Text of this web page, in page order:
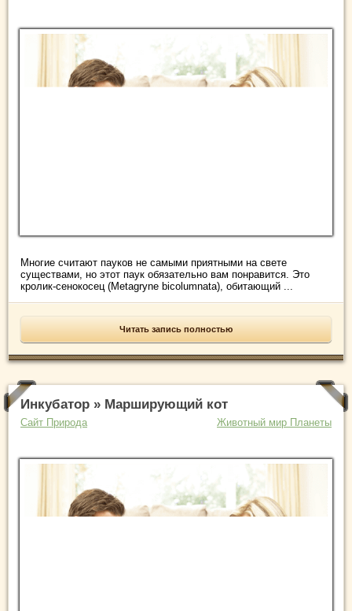
Многие считают пауков не самыми приятными на свете
существами, но этот паук обязательно вам понравится. Это
кролик-сенокосец (Metagryne bicolumnata), обитающий ...
Читать запись полностью
Инкубатор » Марширующий кот
Сайт Природа Животный мир Планеты